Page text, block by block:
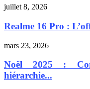
juillet 8, 2026
Realme 16 Pro :
mars 23, 2026
Noël 2025 :
hiérarchie...